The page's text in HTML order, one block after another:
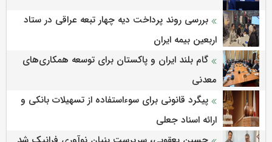
بررسی روند پرداخت دیه چهار تبعه عراقی در ستاد
اربعین بیمه ایران
گام بلند ایران و پاکستان برای توسعه همکاری‌های
معدنی
پیگرد قانونی برای سوءاستفاده از تسهیلات بانکی و
ارائه اسناد جعلی